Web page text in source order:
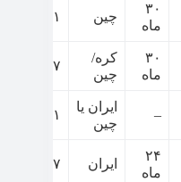
۳۰
ماه
چین ۶۰۱ لیتر
۳۰
ماه
کره/
چین
۷۷۷ لیتر
–
ایران یا
چین
۷۴۱ لیتر
۲۴
ماه
ایران ۶۵۷ لیتر